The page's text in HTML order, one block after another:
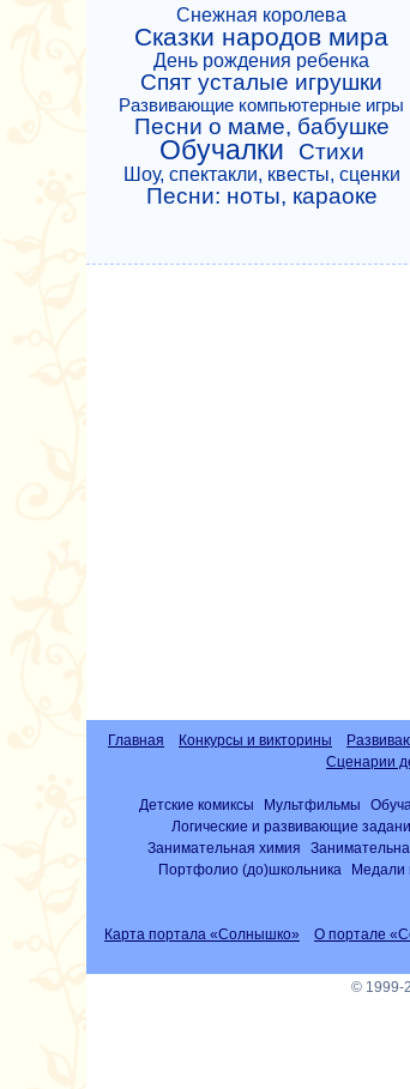
Снежная королева
Сказки народов мира
День рождения ребенка
Спят усталые игрушки
Развивающие компьютерные игры
Песни о маме, бабушке
Обучалки Стихи
Шоу, спектакли, квесты, сценки
Песни: ноты, караоке
Главная Конкурсы и викторины
Сценарии
Детские комиксы Мультфильмы
Логические и развивающие
Занимательная химия
Портфолио (до)школьника
Медали
Карта портала «Солнышко» О портале
© 1999-